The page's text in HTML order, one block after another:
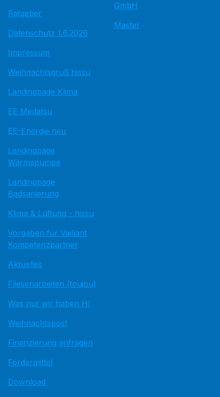
Ratgeber
Datenschutz 1.6.2026
Impressum
Weihnachtsgruß hissu
Landingpage Klima
EE Medatsu
EE-Energie neu
Landingpage
Wärmepumpe
Landingpage
Badsanierung
Klima & Lüftung - hissu
Vorgaben für Vaillant
Kompetenzpartner
Aktuelles
Fliesenarbeiten (toujou)
Was nur wir haben HI
Weihnachtspost
Finanzierung anfragen
Fördermittel
Download
GmbH
Master